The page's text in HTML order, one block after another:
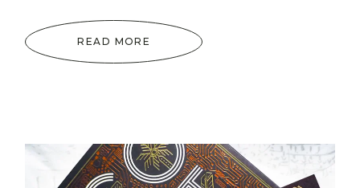
READ MORE